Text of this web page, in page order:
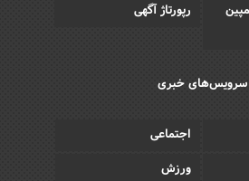
رپورتاژ آگهی
سرویس‌های خبری
اجتماعی
ورزش